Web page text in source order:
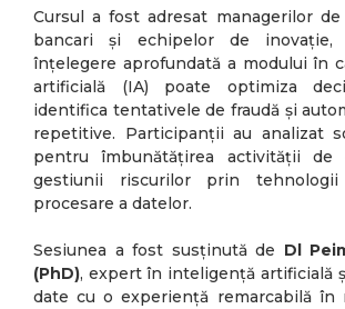
Cursul a fost adresat managerilor
bancari și echipelor de inovație,
înțelegere aprofundată a modului în
artificială (IA) poate optimiza
identifica tentativele de fraudă și
repetitive. Participanții au analizat
pentru îmbunătățirea activității de
gestiunii riscurilor prin
procesare a datelor.
Sesiunea a fost susținută de Dl
(PhD), expert în inteligență artificială
date cu o experiență remarcabilă în